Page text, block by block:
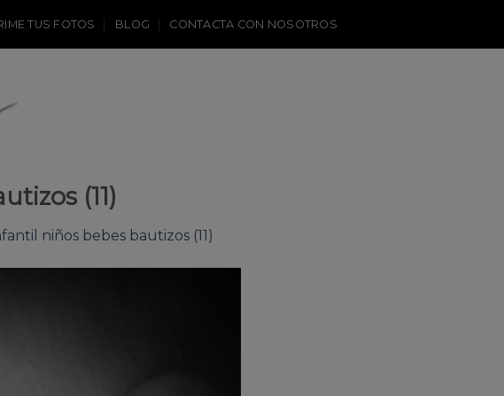
TUS FOTOS BLOG CONTACTA CON NOSOTROS
(11)
niños bebes bautizos (11)